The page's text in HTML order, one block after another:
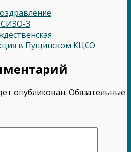
СИЗО-3
в Пущинском КЦСО
опубликован. Обязательные